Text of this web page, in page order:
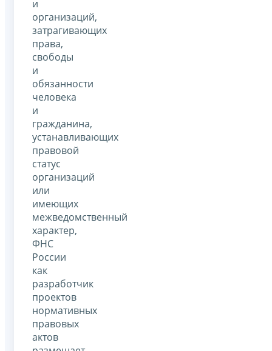
и
организаций,
затрагивающих
права,
свободы
и
обязанности
человека
и
гражданина,
устанавливающих
правовой
статус
организаций
или
имеющих
межведомственный
характер,
ФНС
России
как
разработчик
проектов
нормативных
правовых
актов